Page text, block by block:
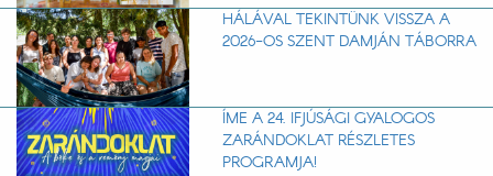
HÁLÁVAL TEKINTÜNK VISSZA A
2026-OS SZENT DAMJÁN TÁBORRA
ÍME A 24. IFJÚSÁGI GYALOGOS
ZARÁNDOKLAT RÉSZLETES
PROGRAMJA!